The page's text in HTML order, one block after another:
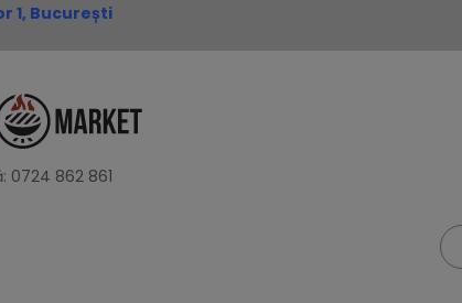
1, București
0724 862 861